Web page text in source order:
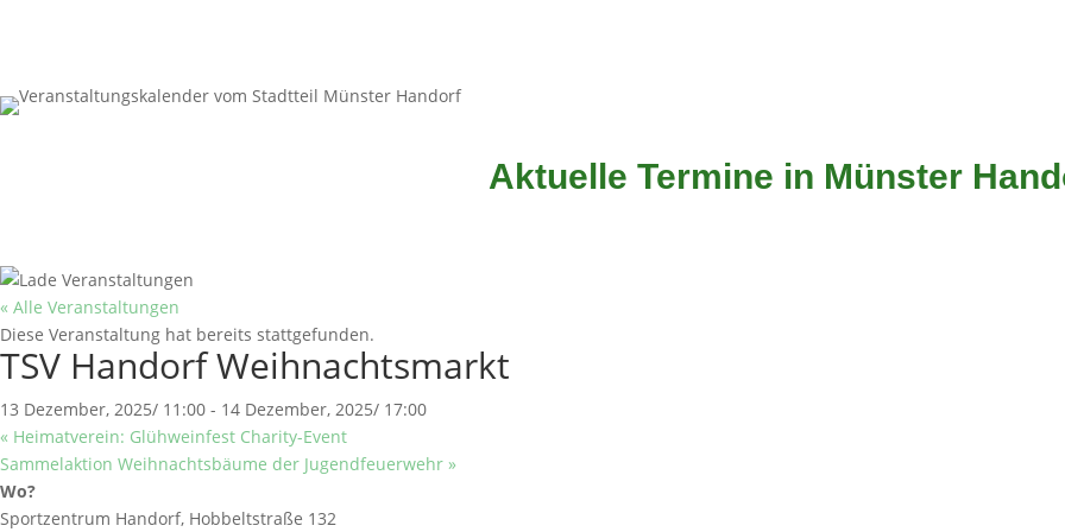
Aktuelle Termine in Münster
« Alle Veranstaltungen
Diese Veranstaltung hat bereits stattgefunden.
TSV Handorf Weihnachtsmarkt
13 Dezember, 2025/ 11:00 - 14 Dezember, 2025/ 17:00
« Heimatverein: Glühweinfest Charity-Event
Sammelaktion Weihnachtsbäume der Jugendfeuerwehr »
Wo?
Sportzentrum Handorf, Hobbeltstraße 132